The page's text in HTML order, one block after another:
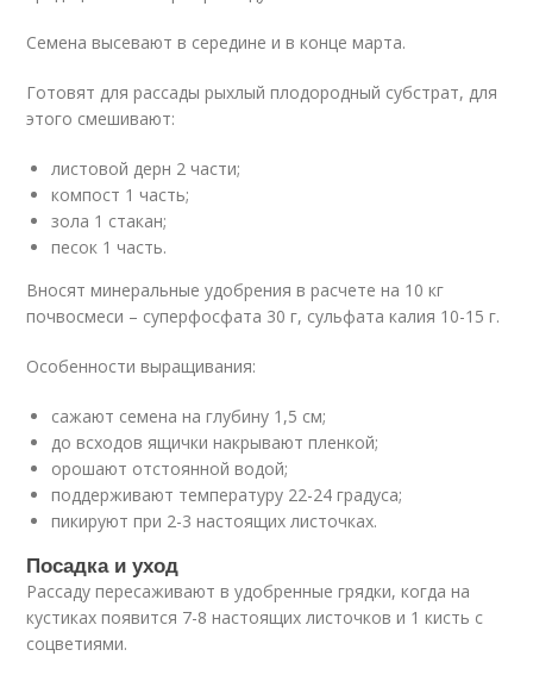
Семена высевают в середине и в конце марта.
Готовят для рассады рыхлый плодородный субстрат, для
этого смешивают:
листовой дерн 2 части;
компост 1 часть;
зола 1 стакан;
песок 1 часть.
Вносят минеральные удобрения в расчете на 10 кг
почвосмеси – суперфосфата 30 г, сульфата калия 10-15 г.
Особенности выращивания:
сажают семена на глубину 1,5 см;
до всходов ящички накрывают пленкой;
орошают отстоянной водой;
поддерживают температуру 22-24 градуса;
пикируют при 2-3 настоящих листочках.
Посадка и уход
Рассаду пересаживают в удобренные грядки, когда на
кустиках появится 7-8 настоящих листочков и 1 кисть с
соцветиями.